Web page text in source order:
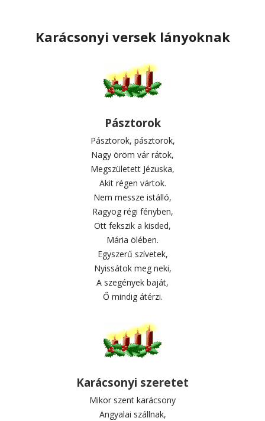
Karácsonyi versek lányoknak
Pásztorok
Pásztorok, pásztorok,
Nagy öröm vár rátok,
Megszületett Jézuska,
Akit régen vártok.
Nem messze istálló,
Ragyog régi fényben,
Ott fekszik a kisded,
Mária ölében.
Egyszerű szívetek,
Nyissátok meg neki,
A szegények baját,
Ő mindig átérzi.
Karácsonyi szeretet
Mikor szent karácsony
Angyalai szállnak,